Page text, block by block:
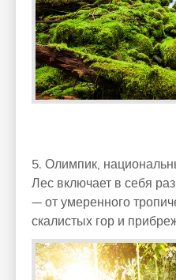
5. Олимпик,
Лес включает в себя
— от умеренного
скалистых гор и